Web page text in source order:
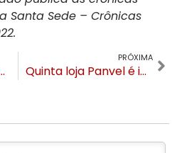
Santa Sede – Crônicas
do Imposto de Renda 2022
PRÓXIMA
Quinta loja Panvel é inaugurada em Gramado